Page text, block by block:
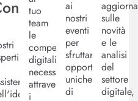
tuo
team
le
competenze
digitali
necessarie,
attraverso
i
ai
nostri
eventi
per
sfruttare
opportunità
uniche
di
sulle
novità
e le
analisi
del
settore
digitale,